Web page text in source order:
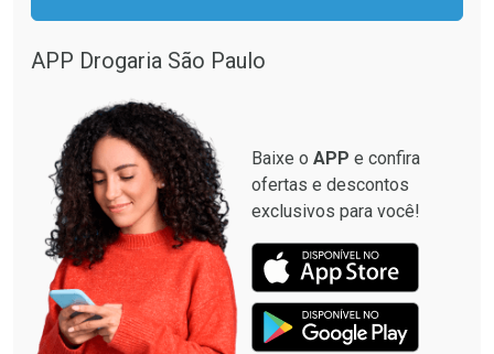
APP Drogaria São Paulo
Baixe o APP e confira
ofertas e descontos
exclusivos para você!